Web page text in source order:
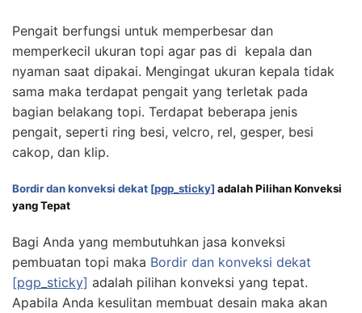
Pengait berfungsi untuk memperbesar dan
memperkecil ukuran topi agar pas di kepala dan
nyaman saat dipakai. Mengingat ukuran kepala tidak
sama maka terdapat pengait yang terletak pada
bagian belakang topi. Terdapat beberapa jenis
pengait, seperti ring besi, velcro, rel, gesper, besi
cakop, dan klip.
Bordir dan konveksi dekat [pgp_sticky] adalah Pilihan Konveksi
yang Tepat
Bagi Anda yang membutuhkan jasa konveksi
pembuatan topi maka Bordir dan konveksi dekat
[pgp_sticky] adalah pilihan konveksi yang tepat.
Apabila Anda kesulitan membuat desain maka akan